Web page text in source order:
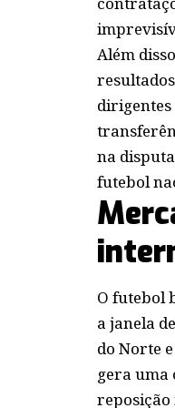
Além
dirigentes
na
futebol
O futebol
a janela
do Norte
gera uma
reposição